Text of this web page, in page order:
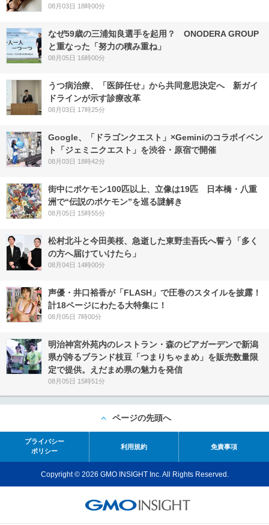
08月03日 18時00分
なぜ59歳の三浦知良選手を起用？ ONODERA GROUP
と重なった「努力の積み重ね」
08月05日 16時00分
うつ病治療、「医師任せ」から共同意思決定へ 新ガイ
ドラインが示す診療改革
08月03日 17時25分
Google、「ドラゴンクエスト」×Geminiのコラボイベン
ト「ジェミニクエスト」を渋谷・原宿で開催
08月03日 18時42分
街中にポケモン100匹以上、立像は19匹 日本橋・八重
洲で“伝説のポケモン”を巡る謎解き
08月05日 15時55分
松村北斗と今田美桜、急逝した東野圭吾氏へ誓う「多く
の方へ届けていけたら」
08月04日 14時00分
声優・井口裕香が「FLASH」で圧巻のスタイルを披露！
計18ページにわたる大特集に！
08月05日 7時00分
明治神宮外苑内のレストラン・森のビアガーデンで新潟
県が誇るブランド枝豆「つまりちゃまめ」を販売数量限
定で提供。えだまめ県の魅力を発信
08月05日 15時51分
ページの先頭へ
プライバシー
ポリシー
利用規約 免責事項
Copyright © 2026 GMO INSIGHT Inc. All Rights Reserved.